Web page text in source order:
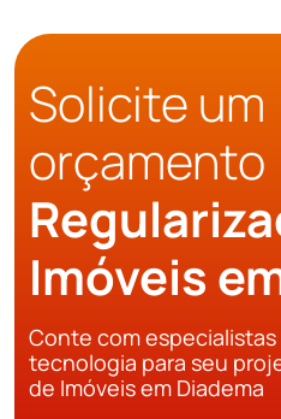
Solicite um
orçamento
Imóveis
Conte com especialistas
tecnologia para seu
de Imóveis em Diadema